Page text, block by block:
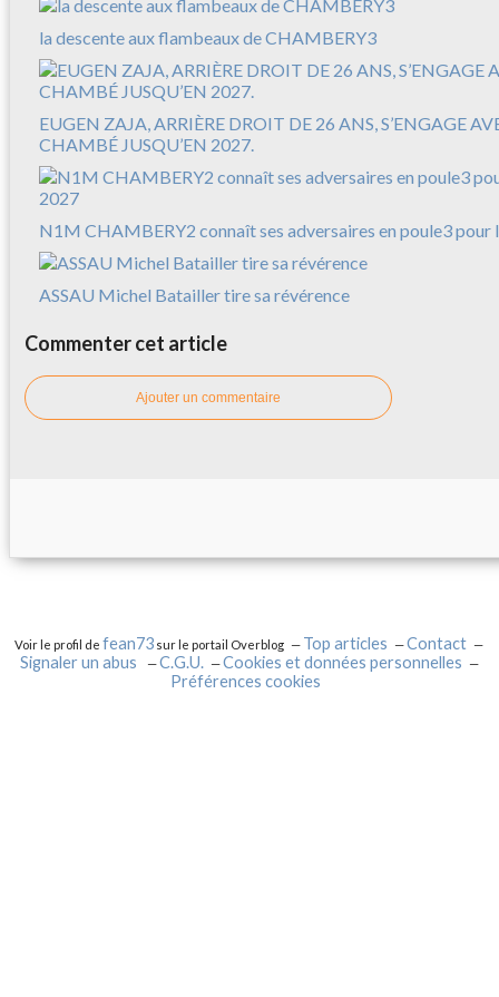
la descente aux flambeaux de CHAMBERY3
EUGEN ZAJA, ARRIÈRE DROIT DE 26 ANS, S’ENGAGE
CHAMBÉ JUSQU’EN 2027.
N1M CHAMBERY2 connaît ses adversaires en poule3 pour
ASSAU Michel Batailler tire sa révérence
Commenter cet article
Ajouter un commentaire
Voir le profil defean73 sur le portail Overblog Top articles
Contact
Signaler un abus
C.G.U.
Cookies et données personnelles
Préférences cookies